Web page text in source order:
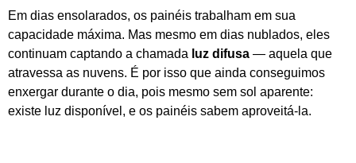
Em dias ensolarados, os painéis trabalham em sua
capacidade máxima. Mas mesmo em dias nublados, eles
continuam captando a chamada luz difusa — aquela que
atravessa as nuvens. É por isso que ainda conseguimos
enxergar durante o dia, pois mesmo sem sol aparente:
existe luz disponível, e os painéis sabem aproveitá-la.